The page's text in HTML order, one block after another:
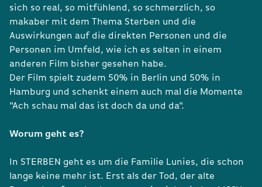
sich so real, so mitfühlend, so schmerzlich, so
makaber mit dem Thema Sterben und die
Auswirkungen auf die direkten Personen und die
Personen im Umfeld, wie ich es selten in einem
anderen Film bisher gesehen habe.
Der Film spielt zudem 50% in Berlin und 50% in
Hamburg und schenkt einem auch mal die Momente
"Ach schau mal das ist doch da und da".
Worum geht es?
In STERBEN geht es um die Familie Lunies, die schon
lange keine mehr ist. Erst als der Tod, der alte